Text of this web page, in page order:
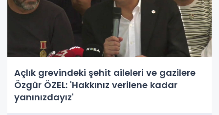
Açlık grevindeki şehit aileleri ve gazilere
Özgür ÖZEL: 'Hakkınız verilene kadar
yanınızdayız'